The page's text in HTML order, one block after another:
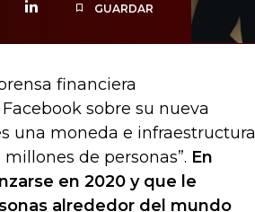
GUARDAR
financiera
sobre su nueva
una moneda e infraestructura
de personas”. En
en 2020 y que le
alrededor del mundo